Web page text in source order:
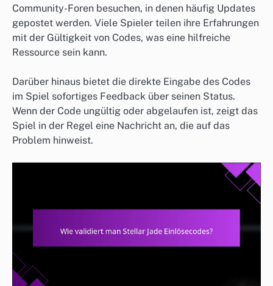
Community-Foren besuchen, in denen häufig Updates
gepostet werden. Viele Spieler teilen ihre Erfahrungen
mit der Gültigkeit von Codes, was eine hilfreiche
Ressource sein kann.
Darüber hinaus bietet die direkte Eingabe des Codes
im Spiel sofortiges Feedback über seinen Status.
Wenn der Code ungültig oder abgelaufen ist, zeigt das
Spiel in der Regel eine Nachricht an, die auf das
Problem hinweist.